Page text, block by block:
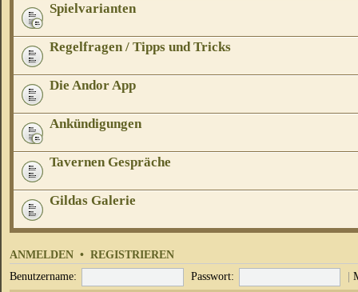
Spielvarianten
Regelfragen / Tipps und Tricks
Die Andor App
Ankündigungen
Tavernen Gespräche
Gildas Galerie
ANMELDEN • REGISTRIEREN
Benutzername: Passwort: |